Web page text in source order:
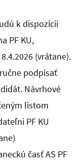
k dispozícii
PF KU,
(vrátane).
podpísať
Návrhové
listom
PF KU
časť AS PF